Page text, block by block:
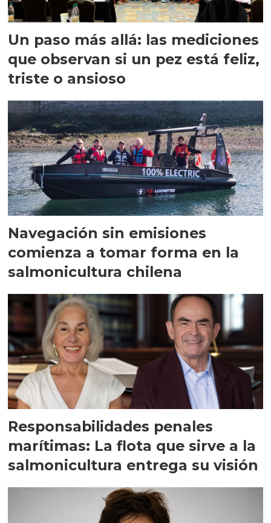
Un paso más allá: las mediciones
que observan si un pez está feliz,
triste o ansioso
Navegación sin emisiones
comienza a tomar forma en la
salmonicultura chilena
Responsabilidades penales
marítimas: La flota que sirve a la
salmonicultura entrega su visión